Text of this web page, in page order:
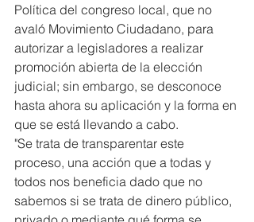
Política del congreso local, que no
avaló Movimiento Ciudadano, para
autorizar a legisladores a realizar
promoción abierta de la elección
judicial; sin embargo, se desconoce
hasta ahora su aplicación y la forma en
que se está llevando a cabo.
"Se trata de transparentar este
proceso, una acción que a todas y
todos nos beneficia dado que no
sabemos si se trata de dinero público,